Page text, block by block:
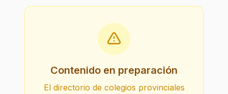
Contenido en preparación
El directorio de colegios provinciales